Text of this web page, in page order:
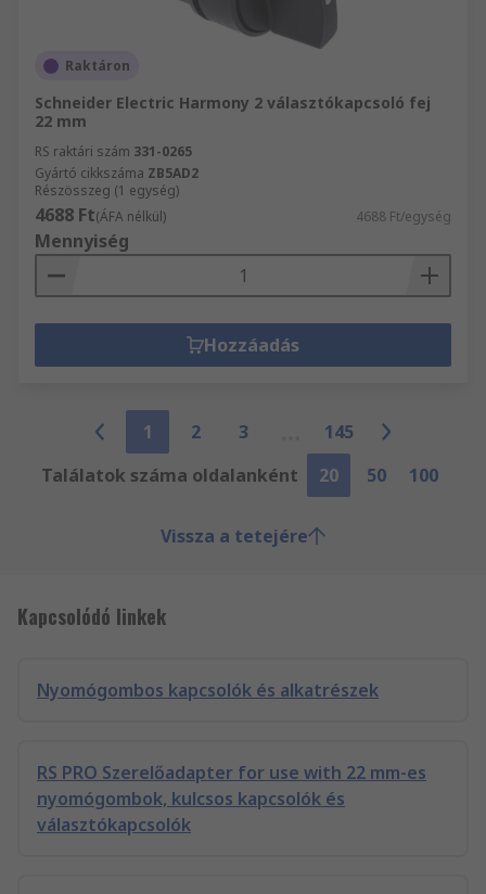
Raktáron
Schneider Electric Harmony 2 választókapcsoló fej
22 mm
RS raktári szám 331-0265
Gyártó cikkszáma ZB5AD2
Részösszeg (1 egység)
4688 Ft(ÁFA nélkül) 4688 Ft/egység
Mennyiség
Hozzáadás
1 2 3
145
Találatok száma oldalanként
20 50 100
Vissza a tetejére
Kapcsolódó linkek
Nyomógombos kapcsolók és alkatrészek
RS PRO Szerelőadapter for use with 22 mm-es
nyomógombok, kulcsos kapcsolók és
választókapcsolók